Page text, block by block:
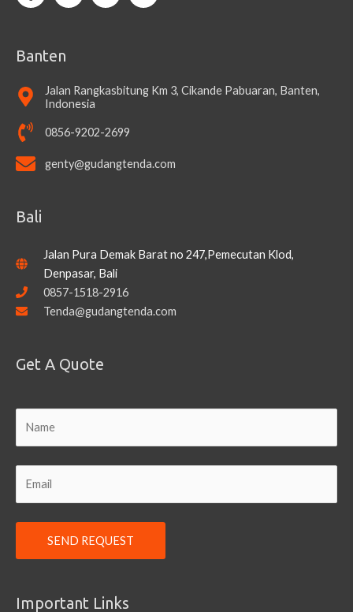
Banten
Jalan Rangkasbitung Km 3, Cikande Pabuaran, Banten,
Indonesia
0856-9202-2699
genty@gudangtenda.com
Bali
Jalan Pura Demak Barat no 247,Pemecutan Klod,
Denpasar, Bali
0857-1518-2916
Tenda@gudangtenda.com
Get A Quote
Important Links